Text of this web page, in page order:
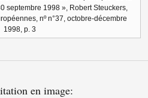
septembre 1998 », Robert Steuckers,
nº n°37, octobre-décembre
1998, p. 3
en image: